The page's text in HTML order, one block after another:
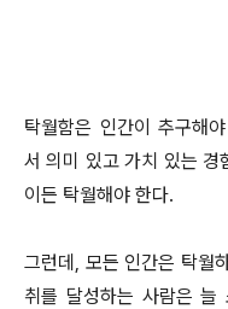
탁월함은 인간이 추구해
서 의미 있고 가치 있는 경
이든 탁월해야 한다.
그런데, 모든 인간은 탁월
취를 달성하는 사람은 늘